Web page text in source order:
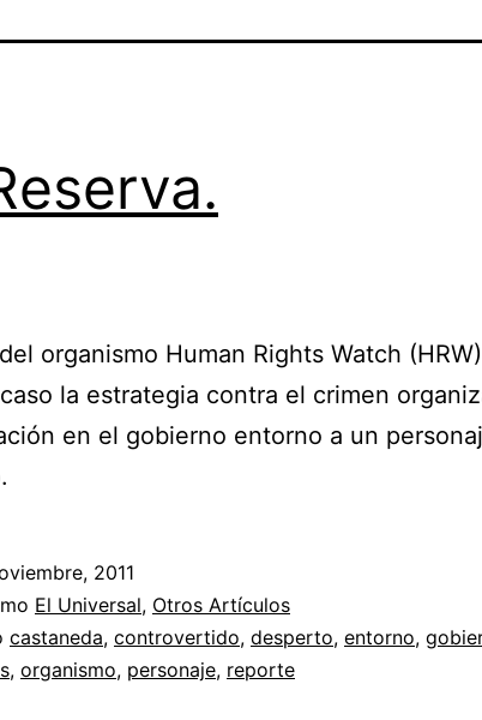
del organismo Human Rights Watch
la estrategia contra el crimen
en el gobierno entorno a un
2011
El Universal, Otros Artículos
castaneda, controvertido, desperto, entorno,
, organismo, personaje, reporte